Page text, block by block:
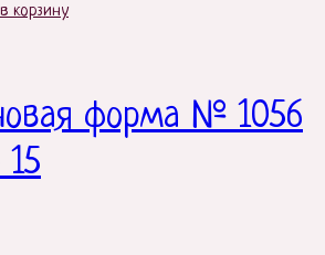
корзину
форма № 1056